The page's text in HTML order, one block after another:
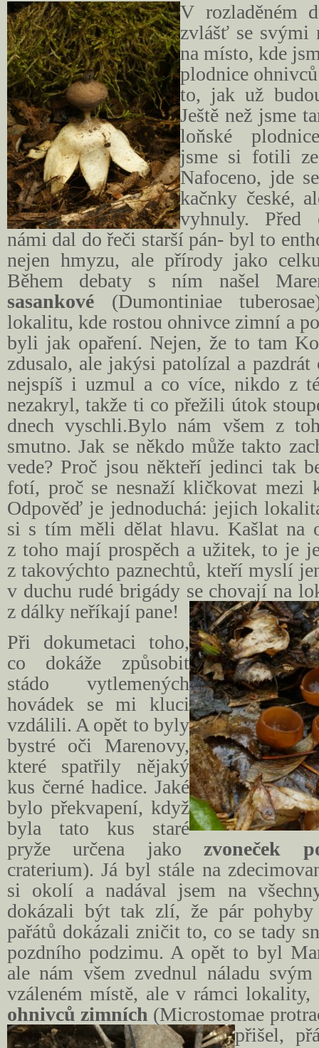
V rozladěném
zvlášť se svými
na místo, kde
plodnice
to, jak už
Ještě než jsme
loňské
jsme si fotili
Nafoceno, jde
kačnky české,
vyhnuly. Před
námi dal do řeči starší pán- byl to
nejen hmyzu, ale přírody jako
Během debaty s ním našel
sasankové (Dumontiniae tuberosae
lokalitu, kde rostou ohnivce zimní a
byli jak opaření. Nejen, že to tam
zdusalo, ale jakýsi patolízal a
nejspíš i uzmul a co více, nikdo z
nezakryl, takže ti co přežili útok
dnech vyschli.Bylo nám všem z
smutno. Jak se někdo může takto
vede? Proč jsou někteří jedinci tak
fotí, proč se nesnaží kličkovat mezi
Odpověď je jednoduchá: jejich
si s tím měli dělat hlavu. Kašlat na
z toho mají prospěch a užitek, to je
z takovýchto paznechtů, kteří myslí
v duchu rudé brigády se chovají na
z dálky neříkají pane!
Při dokumetaci toho,
co dokáže způsobit
stádo vytlemených
hovádek se mi kluci
vzdálili. A opět to byly
bystré oči Marenovy,
které spatřily nějaký
kus černé hadice. Jaké
bylo překvapení, když
byla tato kus staré
pryže určena jakozvoneček
craterium). Já byl stále na
si okolí a nadával jsem na
dokázali být tak zlí, že pár pohyby
pařátů dokázali zničit to, co se tady
pozdního podzimu. A opět to byl
ale nám všem zvednul náladu
vzáleném místě, ale v rámci
ohnivců zimních (Microstomae
přišel,